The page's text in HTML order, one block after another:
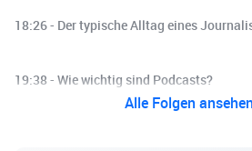
18:26 - Der typische Alltag eines
19:38 - Wie wichtig sind Podcasts?
Alle Folgen